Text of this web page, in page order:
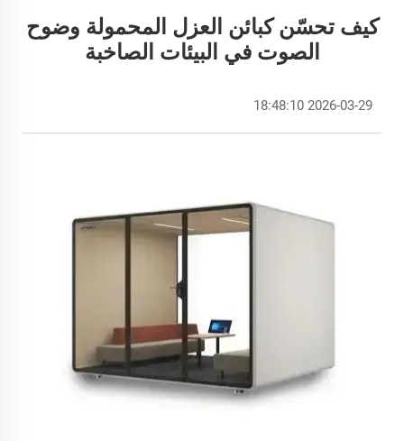
كيف تحسّن كبائن العزل المحمولة وضوح
الصوت في البيئات الصاخبة
2026-03-29 18:48:10